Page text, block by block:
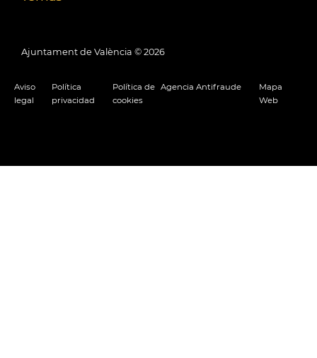
Ajuntament de València © 2026
Aviso
legal
Política
privacidad
Política de
cookies
Agencia Antifraude
Mapa
Web